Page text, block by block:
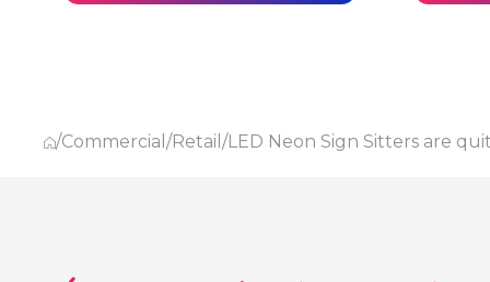
/Commercial /Retail /LED Neon Sign Sitters are